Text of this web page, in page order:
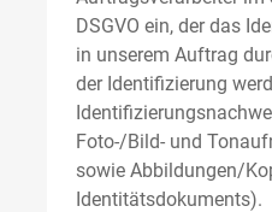
DSGVO ein, der das
in unserem Auftrag
der Identifizierung
Foto-/Bild- und
sowie Abbildungen/
Identitätsdokuments).